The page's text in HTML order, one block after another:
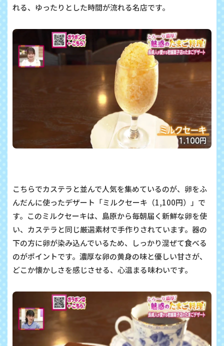
れる、ゆったりとした時間が流れる名店です。
こちらでカステラと並んで人気を集めているのが、卵をふ
んだんに使ったデザート「ミルクセーキ（1,100円）」で
す。 このミルクセーキは、島原から毎朝届く新鮮な卵を使
い、カステラと同じ厳選素材で手作りされています。器の
下の方に卵が染み込んでいるため、しっかり混ぜて食べる
のがポイントです。濃厚な卵の黄身の味と優しい甘さが、
どこか懐かしさを感じさせる、心温まる味わいです。